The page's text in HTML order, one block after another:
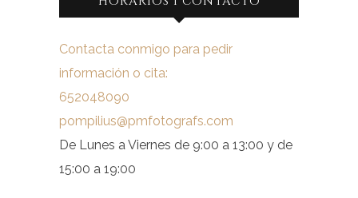
Contacta conmigo para pedir
información o cita:
652048090
pompilius@pmfotografs.com
De Lunes a Viernes de 9:00 a 13:00 y de
15:00 a 19:00